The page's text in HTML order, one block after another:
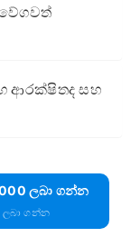
ආරක්ෂිතද සහ
ලබා ගන්න
ගන්න